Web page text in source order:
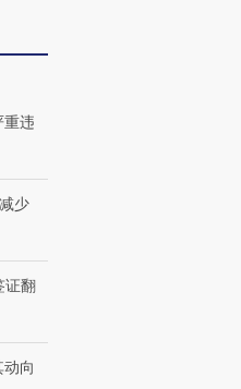
重违
少
证翻
向